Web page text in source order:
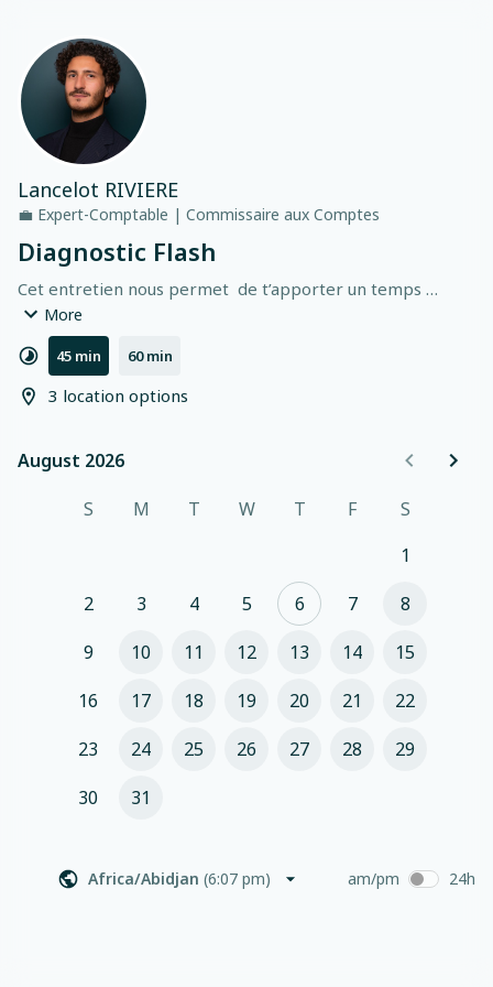
Lancelot RIVIERE
💼 Expert-Comptable | Commissaire aux Comptes
Diagnostic Flash
Cet entretien nous permet  de t’apporter un temps
d’analyse, de pilotage et de conseil sur la situation de ton
entreprise.
More
45 min 60 min
3 location options
August 2026
August 2026
S
M T W T F
S
1
2
3 4 5 6 7
8
9
10 11 12 13 14
15
16
17 18 19 20 21
22
23
24 25 26 27 28
29
30
31
Africa/Abidjan (6:07 pm) am/pm 24h